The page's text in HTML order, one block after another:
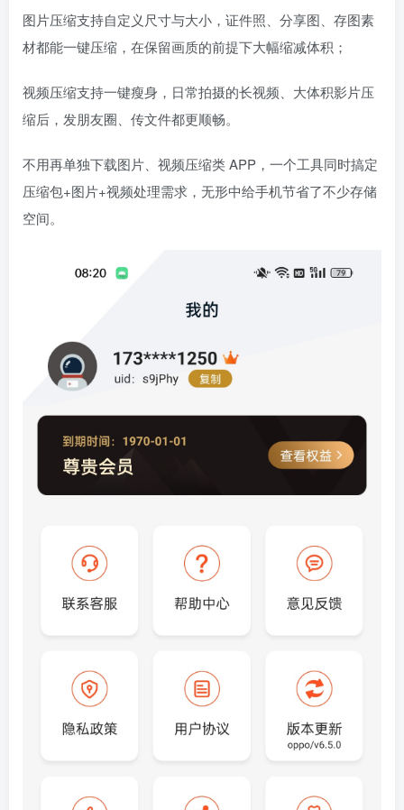
图片压缩支持自定义尺寸与大小，证件照、分享图、存图素
材都能一键压缩，在保留画质的前提下大幅缩减体积；
视频压缩支持一键瘦身，日常拍摄的长视频、大体积影片压
缩后，发朋友圈、传文件都更顺畅。
不用再单独下载图片、视频压缩类 APP，一个工具同时搞定
压缩包+图片+视频处理需求，无形中给手机节省了不少存储
空间。